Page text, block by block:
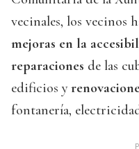
vecinales, los vecinos
mejoras en la
reparaciones de las
edificios y
fontanería,